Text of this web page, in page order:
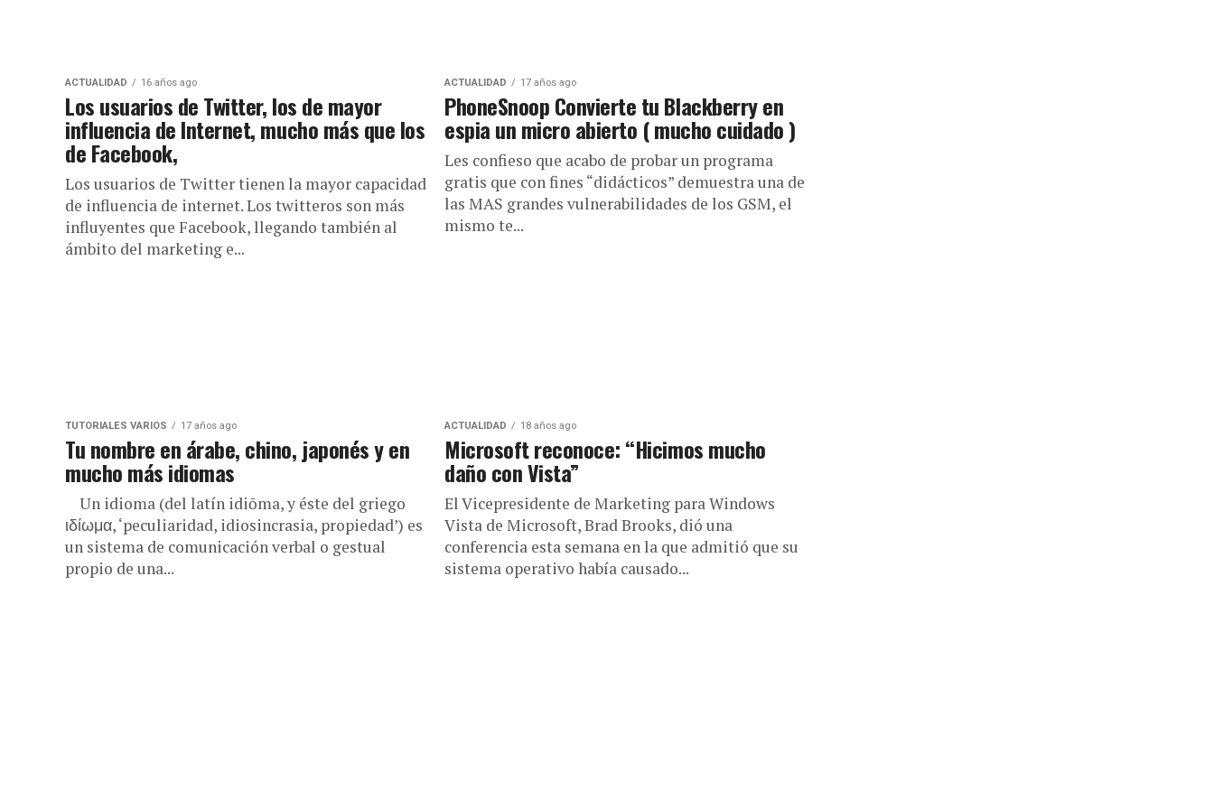
ACTUALIDAD 16 años ago
Los usuarios de Twitter, los de mayor
influencia de Internet, mucho más que los
de Facebook,
Los usuarios de Twitter tienen la mayor capacidad
de influencia de internet. Los twitteros son más
influyentes que Facebook, llegando también al
ámbito del marketing e...
ACTUALIDAD 17 años ago
PhoneSnoop Convierte tu Blackberry en
espia un micro abierto ( mucho cuidado )
Les confieso que acabo de probar un programa
gratis que con fines “didácticos” demuestra una de
las MAS grandes vulnerabilidades de los GSM, el
mismo te...
TUTORIALES VARIOS 17 años ago
Tu nombre en árabe, chino, japonés y en
mucho más idiomas
Un idioma (del latín idiōma, y éste del griego
ιδίωμα, ‘peculiaridad, idiosincrasia, propiedad’) es
un sistema de comunicación verbal o gestual
propio de una...
ACTUALIDAD 18 años ago
Microsoft reconoce: “Hicimos mucho
daño con Vista”
El Vicepresidente de Marketing para Windows
Vista de Microsoft, Brad Brooks, dió una
conferencia esta semana en la que admitió que su
sistema operativo había causado...